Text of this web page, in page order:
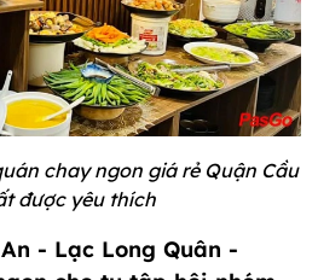
chay ngon giá rẻ Quận Cầu
được yêu thích
- Lạc Long Quân -